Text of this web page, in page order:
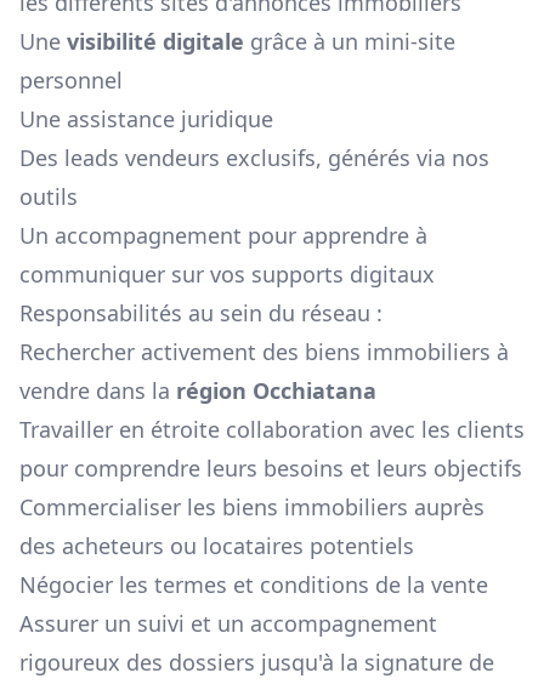
Une visibilité digitale grâce à un mini-site
personnel
Une assistance juridique
Des leads vendeurs exclusifs, générés via nos
outils
Un accompagnement pour apprendre à
communiquer sur vos supports digitaux
Responsabilités au sein du réseau :
Rechercher activement des biens immobiliers à
vendre dans la région Occhiatana
Travailler en étroite collaboration avec les clients
pour comprendre leurs besoins et leurs objectifs
Commercialiser les biens immobiliers auprès
des acheteurs ou locataires potentiels
Négocier les termes et conditions de la vente
Assurer un suivi et un accompagnement
rigoureux des dossiers jusqu'à la signature de